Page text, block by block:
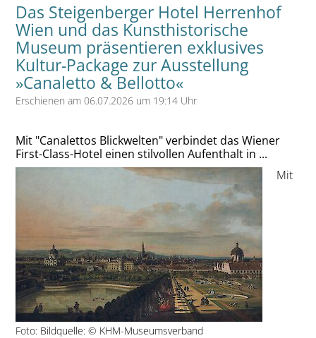
Das Steigenberger Hotel Herrenhof
Wien und das Kunsthistorische
Museum präsentieren exklusives
Kultur-Package zur Ausstellung
»Canaletto & Bellotto«
Erschienen am 06.07.2026 um 19:14 Uhr
Mit "Canalettos Blickwelten" verbindet das Wiener
First-Class-Hotel einen stilvollen Aufenthalt in ...
Foto: Bildquelle: © KHM-Museumsverband
Mit